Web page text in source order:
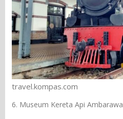
travel.kompas.com
6. Museum Kereta Api Ambarawa